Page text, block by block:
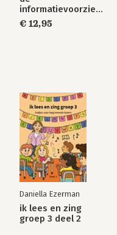
informatievoorziening
in Nederland ?
€ 12,95
Daniella Ezerman
ik lees en zing
groep 3 deel 2